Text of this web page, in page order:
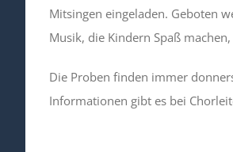
Mitsingen eingeladen. Geboten
Musik, die Kindern Spaß
Die Proben finden immer
Informationen gibt es bei